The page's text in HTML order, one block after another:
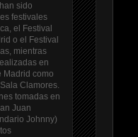
sido
festivales
el Festival
o el Festival
mientras
en
Madrid como
Clamores.
tomadas en
Juan
Johnny)